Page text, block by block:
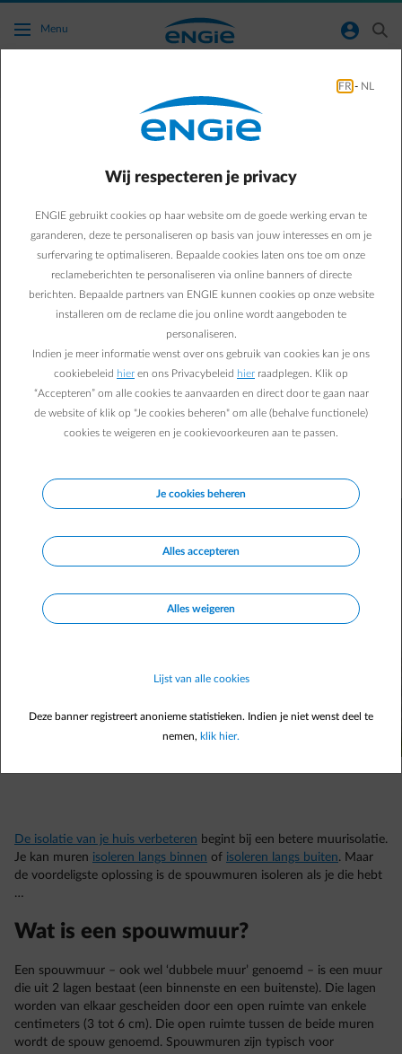
Ga naar de hoofdinhoud
Menu normal-account-circle search
Isolatie
Welk materiaal gebruiken
om spouwmuren te
isoleren?
Paul D.
Energie-expert bij ENGIE
26/03/2018·2 min
veroorzaken in een woning. Heb je spouwmuren? Dan
De isolatie van je huis verbeteren begint bij een betere muurisolatie.
Je kan muren isoleren langs binnen of isoleren langs buiten. Maar
de voordeligste oplossing is de spouwmuren isoleren als je die hebt
…
Wat is een spouwmuur?
Een spouwmuur – ook wel ‘dubbele muur’ genoemd – is een muur
die uit 2 lagen bestaat (een binnenste en een buitenste). Die lagen
worden van elkaar gescheiden door een open ruimte van enkele
centimeters (3 tot 6 cm). Die open ruimte tussen de beide muren
wordt de spouw genoemd. Spouwmuren zijn typisch voor
FR - NL
Wij respecteren je privacy
ENGIE gebruikt cookies op haar website om de goede werking ervan te
garanderen, deze te personaliseren op basis van jouw interesses en om je
surfervaring te optimaliseren. Bepaalde cookies laten ons toe om onze
reclameberichten te personaliseren via online banners of directe
berichten. Bepaalde partners van ENGIE kunnen cookies op onze website
installeren om de reclame die jou online wordt aangeboden te
personaliseren.
Indien je meer informatie wenst over ons gebruik van cookies kan je ons
cookiebeleid hier en ons Privacybeleid hier raadplegen. Klik op
“Accepteren” om alle cookies te aanvaarden en direct door te gaan naar
de website of klik op "Je cookies beheren" om alle (behalve functionele)
cookies te weigeren en je cookievoorkeuren aan te passen.
Je cookies beheren
Alles accepteren
Alles weigeren
Lijst van alle cookies
Deze banner registreert anonieme statistieken. Indien je niet wenst deel te
nemen, klik hier.